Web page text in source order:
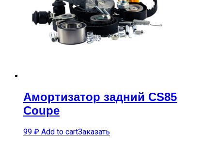
Амортизатор задний CS85
Coupe
99 ₽ Add to cartЗаказать